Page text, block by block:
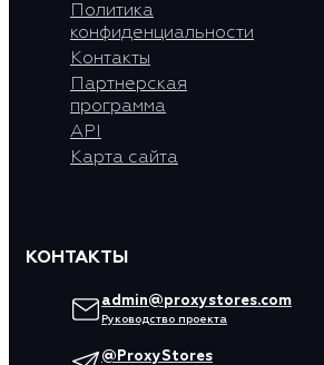
Политика
конфиденциальности
Контакты
Партнерская
программа
API
Карта сайта
КОНТАКТЫ
admin@proxystores.com
Руководство проекта
@ProxyStores